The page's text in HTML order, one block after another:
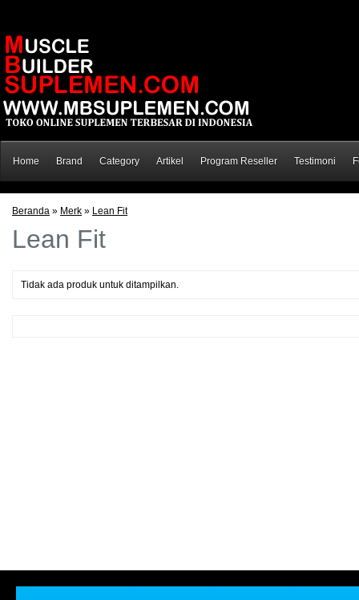
Home Brand Category Artikel Program Reseller Testimoni
Beranda » Merk » Lean Fit
Lean Fit
Tidak ada produk untuk ditampilkan.